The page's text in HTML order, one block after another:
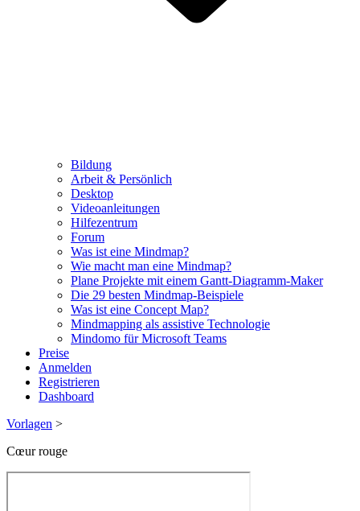
Bildung
Arbeit & Persönlich
Desktop
Videoanleitungen
Hilfezentrum
Forum
Was ist eine Mindmap?
Wie macht man eine Mindmap?
Plane Projekte mit einem Gantt-Diagramm-Maker
Die 29 besten Mindmap-Beispiele
Was ist eine Concept Map?
Mindmapping als assistive Technologie
Mindomo für Microsoft Teams
Preise
Anmelden
Registrieren
Dashboard
Vorlagen >
Cœur rouge